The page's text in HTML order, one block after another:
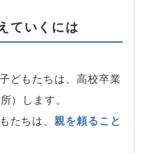
ていくには
どもたちは、高校卒業
）します。
たちは、親を頼ること